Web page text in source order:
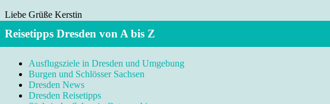
Liebe Grüße Kerstin
Reisetipps Dresden von A bis Z
Ausflugsziele in Dresden und Umgebung
Burgen und Schlösser Sachsen
Dresden News
Dresden Reisetipps